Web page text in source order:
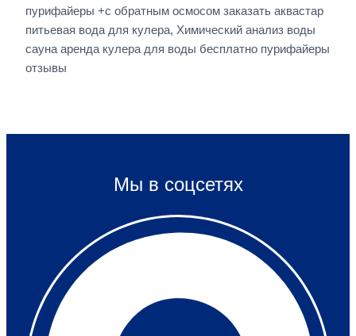
пурифайеры +с обратным осмосом заказать аквастар
питьевая вода для кулера, Химический анализ воды
сауна аренда кулера для воды бесплатно пурифайеры
отзывы
Мы в соцсетях